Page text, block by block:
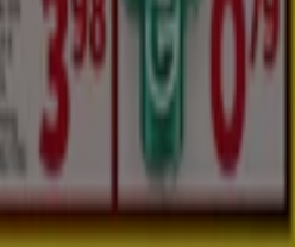
herunterladen